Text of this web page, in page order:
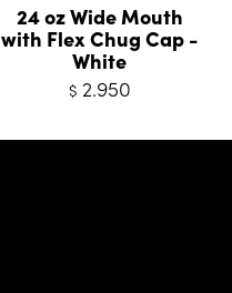
24 oz Wide Mouth
with Flex Chug Cap -
White
$ 2.950